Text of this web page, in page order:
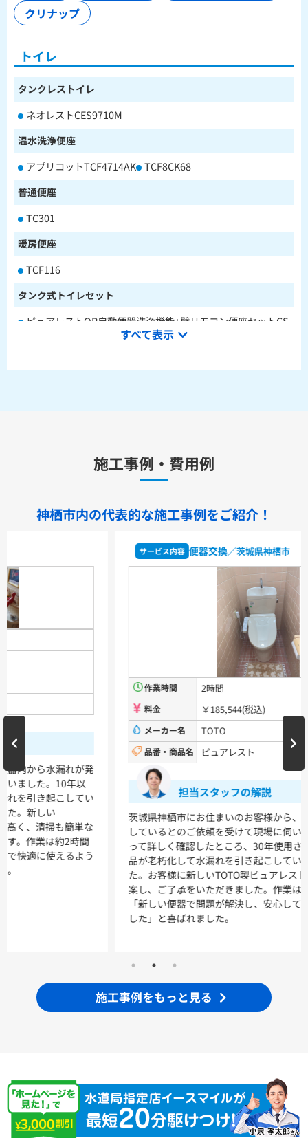
クリナップ
トイレ
タンクレストイレ
ネオレストCES9710M
温水洗浄便座
アプリコットTCF4714AK TCF8CK68
普通便座
TC301
暖房便座
TCF116
タンク式トイレセット
ピュアレストQR自動便器洗浄機能+壁リモコン便座セットCS
232BM+SH233BA+TCF4714AK
TKS05321Z TKS05305JA TKS05305ZA
TKS05301J TKS05311J
TKS05310J
洗面化粧台用水栓金具
TLHG30ERZ TLN32TEFR
TLHG31AEFZ TLHG30EGR TLHG30EGZ
TLS05301J TLS05301Z TLG05301J TLG05301Z
洗濯機用水栓金具
TW11R TW11RF
TBV03401Z1 TBV03423J1 TBV03423Z1
VシリーズLMPB060A1GDC1G+LDPB060BAGEN2
VシリーズLMPB075A1GDC1G+LDPB075BAGEN2
VシリーズLMPB075A3GDC1G+LDPB075BAGEN2
VシリーズLMPB075B1GDC1G+LDPB075BAGEN2
VシリーズLMPB075B3GDC1G+LDPB075BAGEN2
浴室
すべて表示
施工事例・費用例
神栖市内の代表的な施工事例をご紹介！
／茨城県神栖市
￥185,544(税込)
メーカー名
ピュアレスト
担当スタッフの解説
茨城県神栖市にお住まいのお客様から、便器内から水漏れが
しているとのご依頼を受けて現場に伺いました。ご自宅へ伺
って詳しく確認したところ、30年使用された便器の内部部
品が老朽化して水漏れを引き起こしていることが分かりまし
た。お客様に新しいTOTO製ピュアレスト便器への交換を提
案し、ご了承をいただきました。作業は約2時間で完了し、
「新しい便器で問題が解決し、安心して使えるようになりま
施工事例をもっと見る